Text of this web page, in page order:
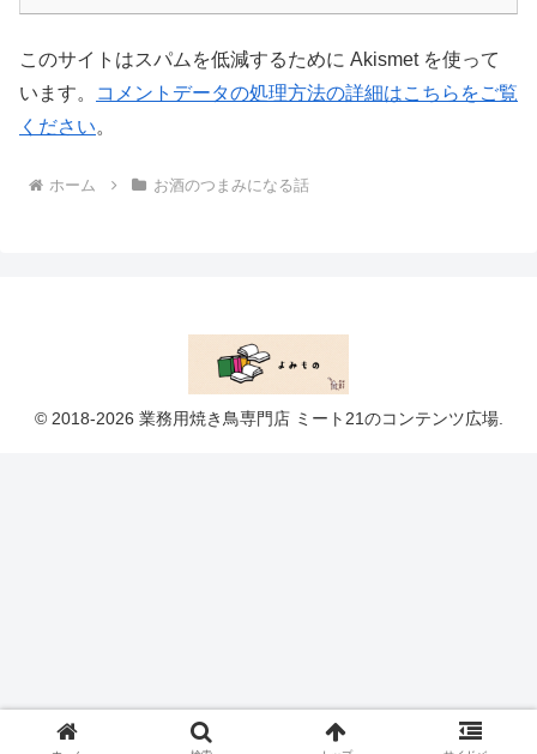
このサイトはスパムを低減するために Akismet を使って
います。
コメントデータの処理方法の詳細はこちらをご覧
ください。
ホーム お酒のつまみになる話
© 2018-2026 業務用焼き鳥専門店 ミート21のコンテンツ広場.